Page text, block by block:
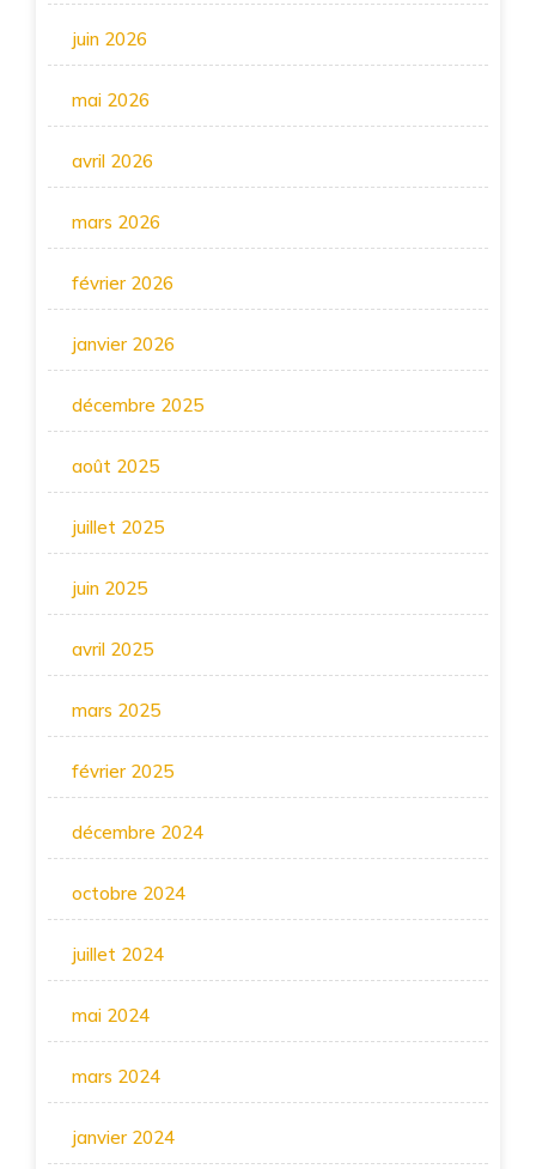
juin 2026
mai 2026
avril 2026
mars 2026
février 2026
janvier 2026
décembre 2025
août 2025
juillet 2025
juin 2025
avril 2025
mars 2025
février 2025
décembre 2024
octobre 2024
juillet 2024
mai 2024
mars 2024
janvier 2024